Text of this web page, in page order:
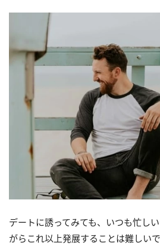
デートに誘ってみても、いつも忙し
がらこれ以上発展することは難しいで